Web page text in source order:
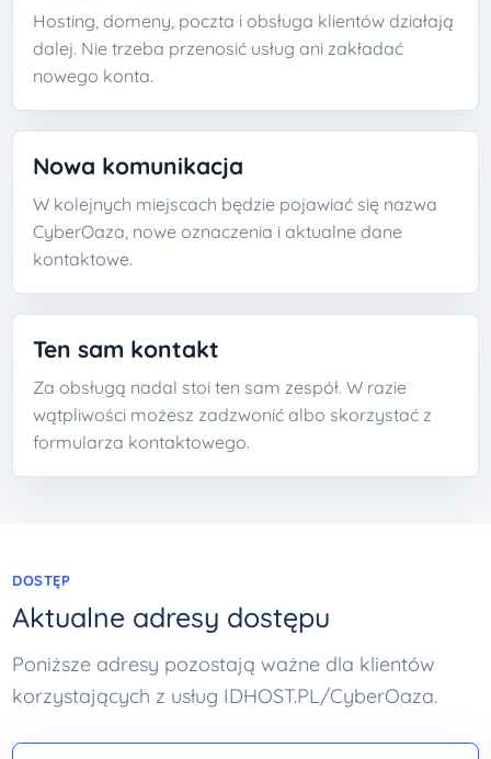
Hosting, domeny, poczta i obsługa klientów działają
dalej. Nie trzeba przenosić usług ani zakładać
nowego konta.
Nowa komunikacja
W kolejnych miejscach będzie pojawiać się nazwa
CyberOaza, nowe oznaczenia i aktualne dane
kontaktowe.
Ten sam kontakt
Za obsługą nadal stoi ten sam zespół. W razie
wątpliwości możesz zadzwonić albo skorzystać z
formularza kontaktowego.
DOSTĘP
Aktualne adresy dostępu
Poniższe adresy pozostają ważne dla klientów
korzystających z usług IDHOST.PL/CyberOaza.